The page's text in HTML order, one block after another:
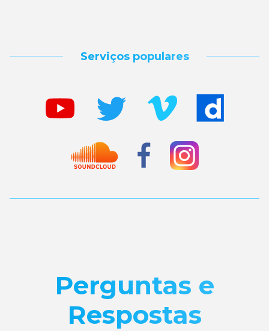
Serviços populares
Perguntas e
Respostas